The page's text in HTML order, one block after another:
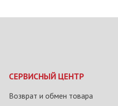
СЕРВИСНЫЙ ЦЕНТР
Возврат и обмен товара